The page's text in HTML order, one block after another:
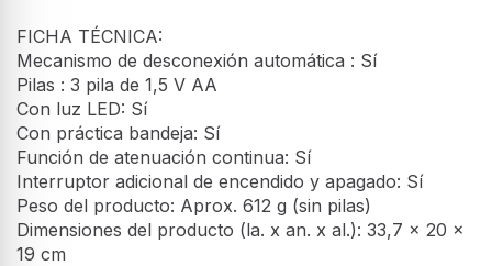
FICHA TÉCNICA:
Mecanismo de desconexión automática : Sí
Pilas : 3 pila de 1,5 V AA
Con luz LED: Sí
Con práctica bandeja: Sí
Función de atenuación continua: Sí
Interruptor adicional de encendido y apagado: Sí
Peso del producto: Aprox. 612 g (sin pilas)
Dimensiones del producto (la. x an. x al.): 33,7 x 20 x
19 cm